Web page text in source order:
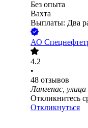
Без опыта
Вахта
Выплаты: Два
АО
4.2
•
48 отзывов
Лангепас,
Откликнитесь
Откликнуться